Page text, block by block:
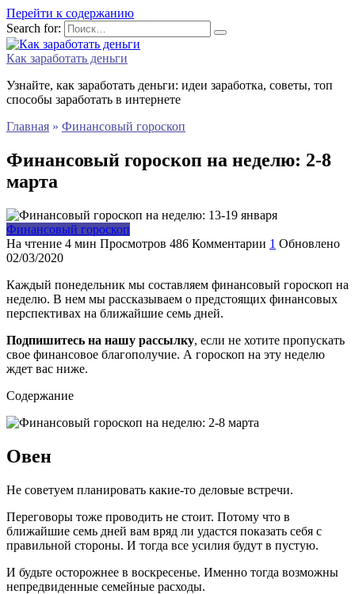
Перейти к содержанию
Search for:
Как заработать деньги
Узнайте, как заработать деньги: идеи заработка, советы, топ
способы заработать в интернете
Главная » Финансовый гороскоп
Финансовый гороскоп на неделю: 2-8
марта
Финансовый гороскоп
На чтение 4 мин Просмотров 486 Комментарии 1 Обновлено
02/03/2020
Каждый понедельник мы составляем финансовый гороскоп на
неделю. В нем мы рассказываем о предстоящих финансовых
перспективах на ближайшие семь дней.
Подпишитесь на нашу рассылку, если не хотите пропускать
свое финансовое благополучие. А гороскоп на эту неделю
ждет вас ниже.
Содержание
Овен
Не советуем планировать какие-то деловые встречи.
Переговоры тоже проводить не стоит. Потому что в
ближайшие семь дней вам вряд ли удастся показать себя с
правильной стороны. И тогда все усилия будут в пустую.
И будьте осторожнее в воскресенье. Именно тогда возможны
непредвиденные семейные расходы.